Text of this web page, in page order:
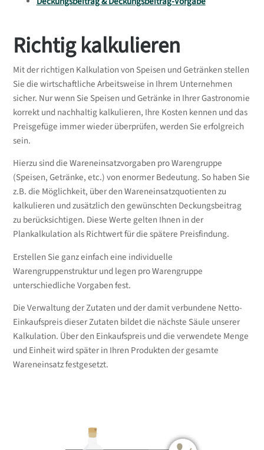
Richtig kalkulieren
Mit der richtigen Kalkulation von Speisen und Getränken stellen
Sie die wirtschaftliche Arbeitsweise in Ihrem Unternehmen
sicher. Nur wenn Sie Speisen und Getränke in Ihrer Gastronomie
korrekt und nachhaltig kalkulieren, Ihre Kosten kennen und das
Preisgefüge immer wieder überprüfen, werden Sie erfolgreich
sein.
Hierzu sind die Wareneinsatzvorgaben pro Warengruppe
(Speisen, Getränke, etc.) von enormer Bedeutung. So haben Sie
z.B. die Möglichkeit, über den Wareneinsatzquotienten zu
kalkulieren und zusätzlich den gewünschten Deckungsbeitrag
zu berücksichtigen. Diese Werte gelten Ihnen in der
Plankalkulation als Richtwert für die spätere Preisfindung.
Erstellen Sie ganz einfach eine individuelle
Warengruppenstruktur und legen pro Warengruppe
unterschiedliche Vorgaben fest.
Die Verwaltung der Zutaten und der damit verbundene Netto-
Einkaufspreis dieser Zutaten bildet die nächste Säule unserer
Kalkulation. Über den Einkaufspreis und die verwendete Menge
und Einheit wird später in Ihren Produkten der gesamte
Wareneinsatz festgesetzt.